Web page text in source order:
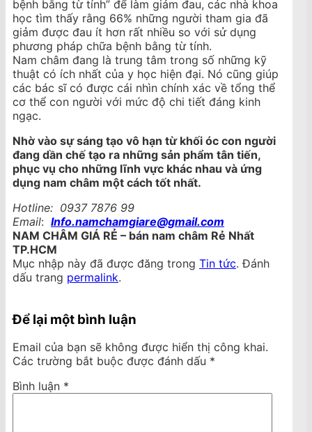
bệnh bằng từ tính” để làm giảm đau, các nhà khoa
học tìm thấy rằng 66% những người tham gia đã
giảm được đau ít hơn rất nhiều so với sử dụng
phương pháp chữa bệnh bằng từ tính.
Nam châm đang là trung tâm trong số những kỹ
thuật có ích nhất của y học hiện đại. Nó cũng giúp
các bác sĩ có được cái nhìn chính xác về tổng thể
cơ thể con người với mức độ chi tiết đáng kinh
ngạc.
Nhờ vào sự sáng tạo vô hạn từ khối óc con người
đang dần chế tạo ra những sản phẩm tân tiến,
phục vụ cho những lĩnh vực khác nhau và ứng
dụng nam châm một cách tốt nhất.
Hotline: ‎‎‎‎ 0937 7876 99
Email: Info.namchamgiare@gmail.com
NAM CHÂM GIÁ RẺ – bán nam châm Rẻ Nhất
TP.HCM
Mục nhập này đã được đăng trong Tin tức. Đánh
dấu trang permalink.
Để lại một bình luận
Email của bạn sẽ không được hiển thị công khai.
Các trường bắt buộc được đánh dấu *
Bình luận *